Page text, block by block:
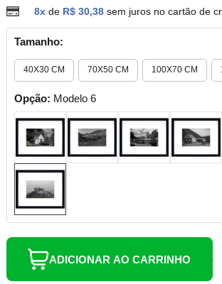
8xde R$ 30,38 sem juros no cartão de
Tamanho:
40X30 CM 70X50 CM 100X70 CM
Opção: Modelo 6
ADICIONAR AO CARRINHO